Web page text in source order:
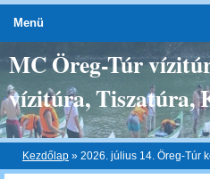
MC Öreg-Túr
vízitúra, Tiszatúra,
Kezdőlap » 2026. július 14. Öreg-Túr
Menü